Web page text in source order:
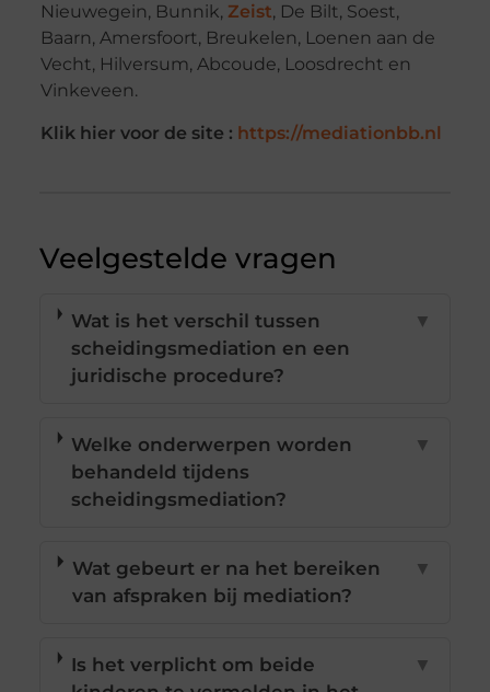
Nieuwegein, Bunnik, Zeist, De Bilt, Soest,
Baarn, Amersfoort, Breukelen, Loenen aan de
Vecht, Hilversum, Abcoude, Loosdrecht en
Vinkeveen.
Klik hier voor de site : https://mediationbb.nl
Veelgestelde vragen
Wat is het verschil tussen
scheidingsmediation en een
juridische procedure?
▼
Welke onderwerpen worden
behandeld tijdens
scheidingsmediation?
▼
Wat gebeurt er na het bereiken
van afspraken bij mediation?
▼
Is het verplicht om beide
▼